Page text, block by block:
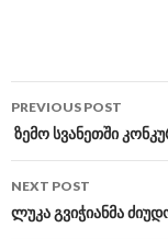
Post
navigation
PREVIOUS POST
ზემო სვანეთში
NEXT POST
ლუკა გვიჭიანმა